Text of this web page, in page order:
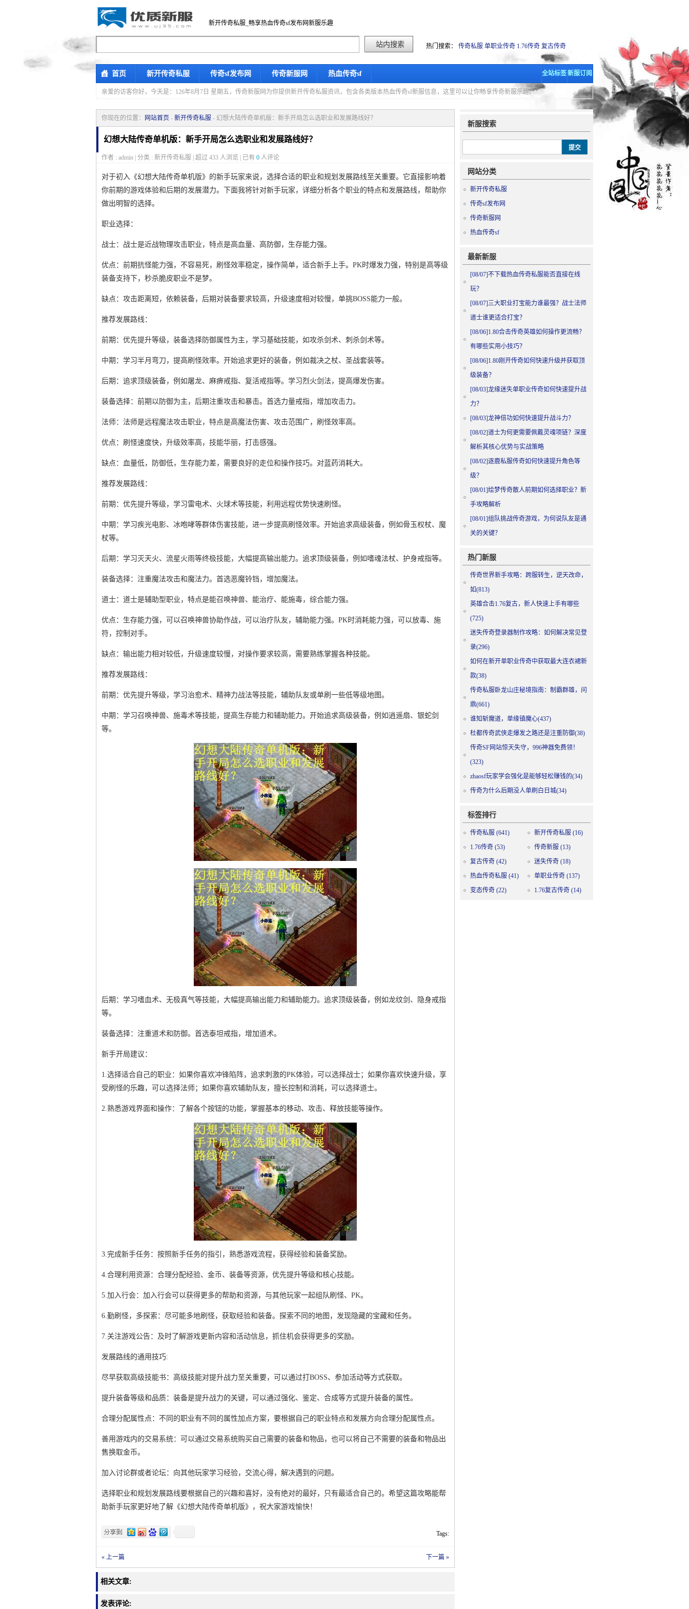
新开传奇私服_畅享热血传奇sf发布网新服乐趣
热门搜索： 传奇私服 单职业传奇 1.76传奇 复古传奇
首页 新开传奇私服 传奇sf发布网 传奇新服网 热血传奇sf 全站标签新服订阅
亲爱的访客你好， 今天是：126年8月7日 星期五，传奇新服网为你提供新开传奇私服资讯，包含各类版本热血传奇sf新服信息，这里可以让你畅享传奇新服乐趣。
你现在的位置： 网站首页 - 新开传奇私服 - 幻想大陆传奇单机版：新手开局怎么选职业和发展路线好？
幻想大陆传奇单机版：新手开局怎么选职业和发展路线好？
作者 : admin | 分类 : 新开传奇私服 | 超过 433 人浏览 | 已有 0 人评论
对于初入《幻想大陆传奇单机版》的新手玩家来说，选择合适的职业和规划发展路线至关重要。它直接影响着
你前期的游戏体验和后期的发展潜力。下面我将针对新手玩家，详细分析各个职业的特点和发展路线，帮助你
做出明智的选择。
职业选择：
战士：战士是近战物理攻击职业，特点是高血量、高防御，生存能力强。
优点：前期抗怪能力强，不容易死，刷怪效率稳定，操作简单，适合新手上手。PK时爆发力强，特别是高等级
装备支持下，秒杀脆皮职业不是梦。
缺点：攻击距离短，依赖装备，后期对装备要求较高，升级速度相对较慢，单挑BOSS能力一般。
推荐发展路线：
前期：优先提升等级，装备选择防御属性为主，学习基础技能，如攻杀剑术、刺杀剑术等。
中期：学习半月弯刀，提高刷怪效率。开始追求更好的装备，例如裁决之杖、圣战套装等。
后期：追求顶级装备，例如屠龙、麻痹戒指、复活戒指等。学习烈火剑法，提高爆发伤害。
装备选择：前期以防御为主，后期注重攻击和暴击。首选力量戒指，增加攻击力。
法师：法师是远程魔法攻击职业，特点是高魔法伤害、攻击范围广，刷怪效率高。
优点：刷怪速度快，升级效率高，技能华丽，打击感强。
缺点：血量低，防御低，生存能力差，需要良好的走位和操作技巧。对蓝药消耗大。
推荐发展路线：
前期：优先提升等级，学习雷电术、火球术等技能，利用远程优势快速刷怪。
中期：学习疾光电影、冰咆哮等群体伤害技能，进一步提高刷怪效率。开始追求高级装备，例如骨玉权杖、魔
杖等。
后期：学习灭天火、流星火雨等终极技能，大幅提高输出能力。追求顶级装备，例如嗜魂法杖、护身戒指等。
装备选择：注重魔法攻击和魔法力。首选恶魔铃铛，增加魔法。
道士：道士是辅助型职业，特点是能召唤神兽、能治疗、能施毒，综合能力强。
优点：生存能力强，可以召唤神兽协助作战，可以治疗队友，辅助能力强。PK时消耗能力强，可以放毒、施
符，控制对手。
缺点：输出能力相对较低，升级速度较慢，对操作要求较高，需要熟练掌握各种技能。
推荐发展路线：
前期：优先提升等级，学习治愈术、精神力战法等技能，辅助队友或单刷一些低等级地图。
中期：学习召唤神兽、施毒术等技能，提高生存能力和辅助能力。开始追求高级装备，例如逍遥扇、银蛇剑
等。
后期：学习嗜血术、无极真气等技能，大幅提高输出能力和辅助能力。追求顶级装备，例如龙纹剑、隐身戒指
等。
装备选择：注重道术和防御。首选泰坦戒指，增加道术。
新手开局建议：
1.选择适合自己的职业：如果你喜欢冲锋陷阵，追求刺激的PK体验，可以选择战士；如果你喜欢快速升级，享
受刷怪的乐趣，可以选择法师；如果你喜欢辅助队友，擅长控制和消耗，可以选择道士。
2.熟悉游戏界面和操作：了解各个按钮的功能，掌握基本的移动、攻击、释放技能等操作。
3.完成新手任务：按照新手任务的指引，熟悉游戏流程，获得经验和装备奖励。
4.合理利用资源：合理分配经验、金币、装备等资源，优先提升等级和核心技能。
5.加入行会：加入行会可以获得更多的帮助和资源，与其他玩家一起组队刷怪、PK。
6.勤刷怪，多探索：尽可能多地刷怪，获取经验和装备。探索不同的地图，发现隐藏的宝藏和任务。
7.关注游戏公告：及时了解游戏更新内容和活动信息，抓住机会获得更多的奖励。
发展路线的通用技巧:
尽早获取高级技能书：高级技能对提升战力至关重要，可以通过打BOSS、参加活动等方式获取。
提升装备等级和品质：装备是提升战力的关键，可以通过强化、鉴定、合成等方式提升装备的属性。
合理分配属性点：不同的职业有不同的属性加点方案，要根据自己的职业特点和发展方向合理分配属性点。
善用游戏内的交易系统：可以通过交易系统购买自己需要的装备和物品，也可以将自己不需要的装备和物品出
售换取金币。
加入讨论群或者论坛：向其他玩家学习经验，交流心得，解决遇到的问题。
选择职业和规划发展路线要根据自己的兴趣和喜好，没有绝对的最好，只有最适合自己的。希望这篇攻略能帮
助新手玩家更好地了解《幻想大陆传奇单机版》，祝大家游戏愉快！
Tags:
« 上一篇 下一篇 »
相关文章:
发表评论:
新服搜索
网站分类
新开传奇私服
传奇sf发布网
传奇新服网
热血传奇sf
最新新服
[08/07]不下载热血传奇私服能否直接在线
玩？
[08/07]三大职业打宝能力谁最强？战士法师
道士谁更适合打宝？
[08/06]1.80合击传奇英雄如何操作更流畅？
有哪些实用小技巧？
[08/06]1.80刚开传奇如何快速升级并获取顶
级装备？
[08/03]龙缘迷失单职业传奇如何快速提升战
力？
[08/03]龙神倍功如何快速提升战斗力？
[08/02]道士为何更需要佩戴灵魂项链？深度
解析其核心优势与实战策略
[08/02]逐鹿私服传奇如何快速提升角色等
级？
[08/01]绘梦传奇散人前期如何选择职业？新
手攻略解析
[08/01]组队挑战传奇游戏，为何说队友是通
关的关键？
热门新服
传奇世界新手攻略：跨服转生，逆天改命，
如(813)
英雄合击1.76复古，新人快速上手有哪些
(725)
迷失传奇登录器制作攻略：如何解决常见登
录(296)
如何在新开单职业传奇中获取最大连衣裙新
款(38)
传奇私服卧龙山庄秘境指南：制霸群雄，问
鼎(661)
谁知斩魔道，单缘镇魔心(437)
杜都传奇武侠走爆发之路还是注重防御(38)
传奇SF网站惊天失守，996神器免费领！
(323)
zhaosf玩家学会强化是能够轻松赚钱的(34)
传奇为什么后期没人单刷白日城(34)
标签排行
传奇私服 (641) 新开传奇私服 (16)
1.76传奇 (53) 传奇新服 (13)
复古传奇 (42) 迷失传奇 (18)
热血传奇私服 (41) 单职业传奇 (137)
变态传奇 (22) 1.76复古传奇 (14)